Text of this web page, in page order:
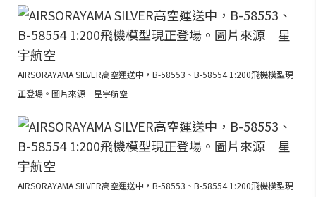
AIRSORAYAMA SILVER高空運送中，B-58553、B-58554 1:200飛機模型現
正登場。圖片來源｜星宇航空
AIRSORAYAMA SILVER高空運送中，B-58553、B-58554 1:200飛機模型現